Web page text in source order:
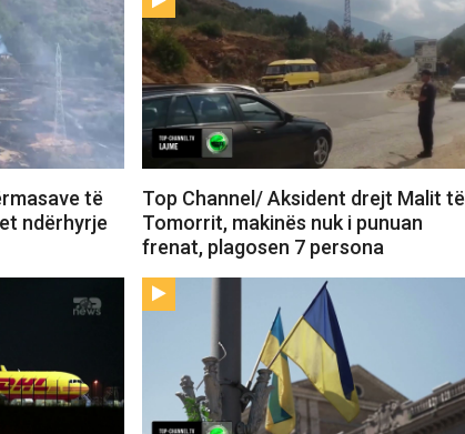
të
ndërhyrje
Top Channel/ Aksident drejt Malit të
Tomorrit, makinës nuk i punuan
frenat, plagosen 7 persona